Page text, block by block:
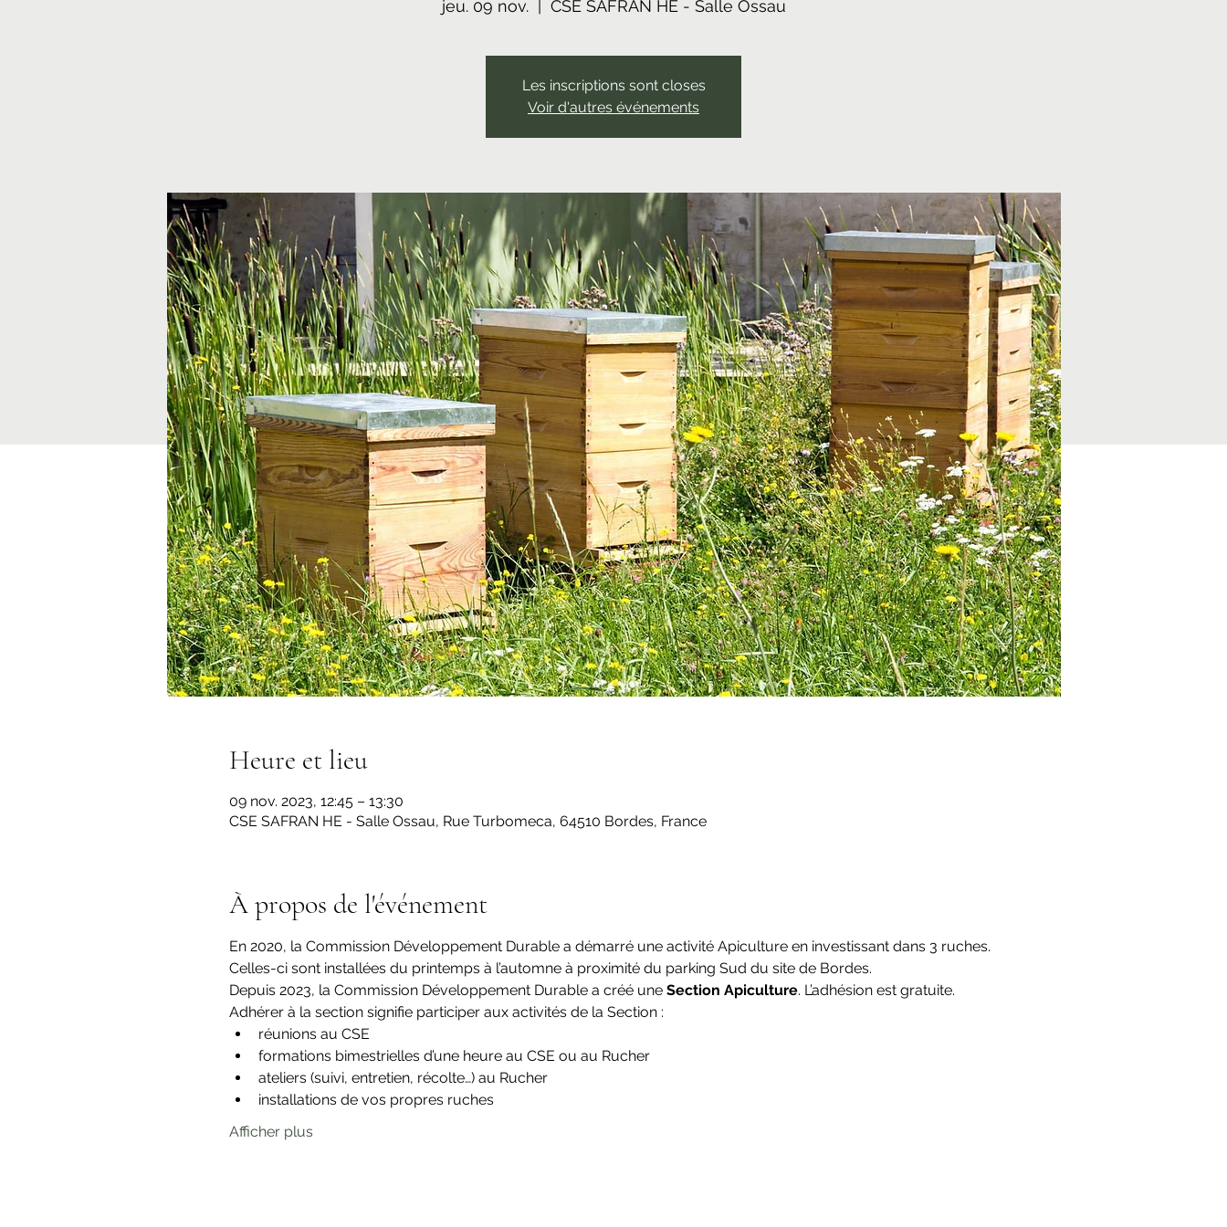
jeu. 09 nov.
  |
CSE SAFRAN HE - Salle Ossau
Les inscriptions sont closes
Voir d'autres événements
Heure et lieu
09 nov. 2023, 12:45 – 13:30
CSE SAFRAN HE - Salle Ossau, Rue Turbomeca, 64510 Bordes, France
À propos de l'événement
En 2020, la Commission Développement Durable a démarré une activité Apiculture en investissant dans 3 ruches.
Celles-ci sont installées du printemps à l’automne à proximité du parking Sud du site de Bordes.
Depuis 2023, la Commission Développement Durable a créé une Section Apiculture. L’adhésion est gratuite.
Adhérer à la section signifie participer aux activités de la Section :
réunions au CSE
formations bimestrielles d’une heure au CSE ou au Rucher
ateliers (suivi, entretien, récolte…) au Rucher
installations de vos propres ruches
Afficher plus